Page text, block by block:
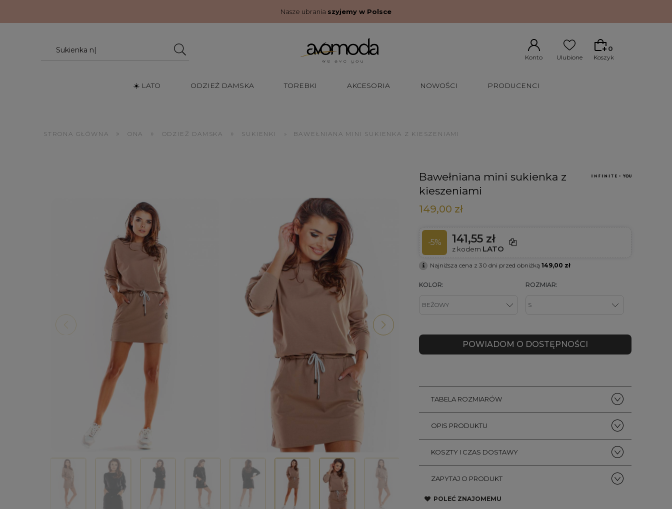
Nasze ubrania szyjemy w Polsce
0
☀️ LATO ODZIEŻ DAMSKA TOREBKI AKCESORIA NOWOŚCI PRODUCENCI
STRONA GŁÓWNA » ONA » ODZIEŻ DAMSKA » SUKIENKI » BAWEŁNIANA MINI SUKIENKA Z KIESZENIAMI
Bawełniana mini sukienka z
kieszeniami
149,00 zł
-5% 141,55 zł
z kodem LATO
Najniższa cena z 30 dni przed obniżką149,00 zł
KOLOR: ROZMIAR:
POWIADOM O DOSTĘPNOŚCI
TABELA ROZMIARÓW
OPIS PRODUKTU
KOSZTY I CZAS DOSTAWY
ZAPYTAJ O PRODUKT
POLEĆ ZNAJOMEMU